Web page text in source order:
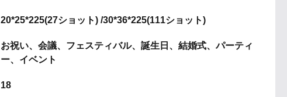
20*25*225(27ショット) /30*36*225(111ショット)
お祝い、会議、フェスティバル、誕生日、結婚式、パーティ
ー、イベント
18